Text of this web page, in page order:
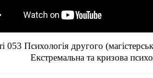
053 Психологія другого
Екстремальна та кризова